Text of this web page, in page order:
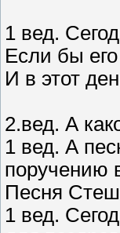
1 вед.
Если бы
И в этот
2.вед. А
1 вед. А
поручению
Песня
1 вед.